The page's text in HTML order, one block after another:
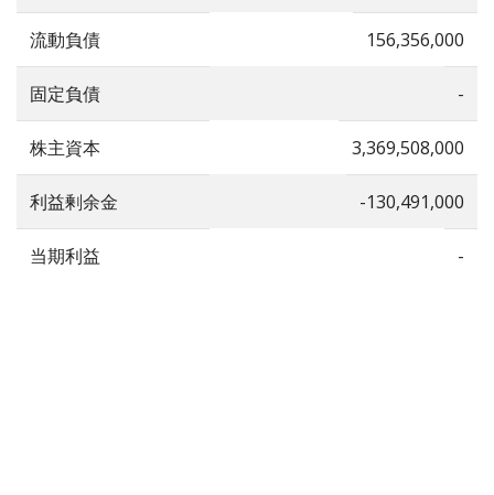
流動負債 156,356,000
固定負債 -
株主資本 3,369,508,000
利益剰余金 -130,491,000
当期利益 -